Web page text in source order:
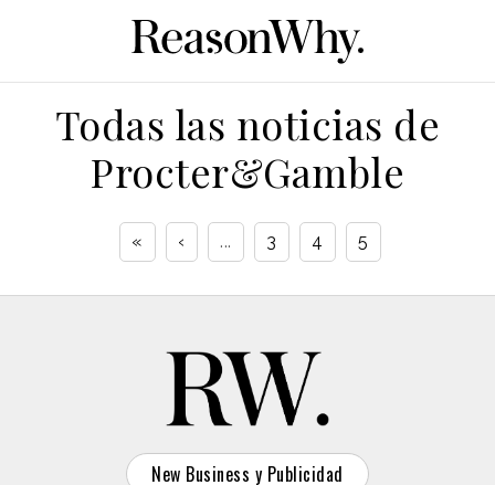
Todas las noticias de
Procter&Gamble
« ‹ ... 3 4 5
New Business y Publicidad